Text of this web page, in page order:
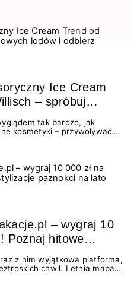
Ice Cream
– spróbuj
tak bardzo, jak
kosmetyki – przywoływać
to coś więcej niż
teksturę,
na podniebieniu. Tego lata
tworząc unikalny projekt
– wygraj 10
Poznaj hitowe
z nim wyjątkowa platforma,
chwil. Letnia mapa
wyjazdów, przez